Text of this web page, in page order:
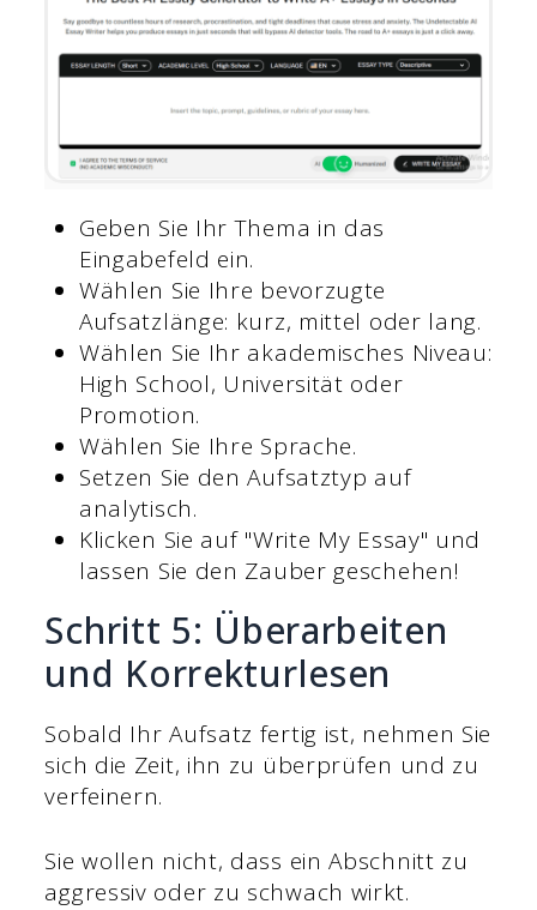
Geben Sie Ihr Thema in das
Eingabefeld ein.
Wählen Sie Ihre bevorzugte
Aufsatzlänge: kurz, mittel oder lang.
Wählen Sie Ihr akademisches Niveau:
High School, Universität oder
Promotion.
Wählen Sie Ihre Sprache.
Setzen Sie den Aufsatztyp auf
analytisch.
Klicken Sie auf "Write My Essay" und
lassen Sie den Zauber geschehen!
Schritt 5: Überarbeiten
und Korrekturlesen
Sobald Ihr Aufsatz fertig ist, nehmen Sie
sich die Zeit, ihn zu überprüfen und zu
verfeinern.
Sie wollen nicht, dass ein Abschnitt zu
aggressiv oder zu schwach wirkt.